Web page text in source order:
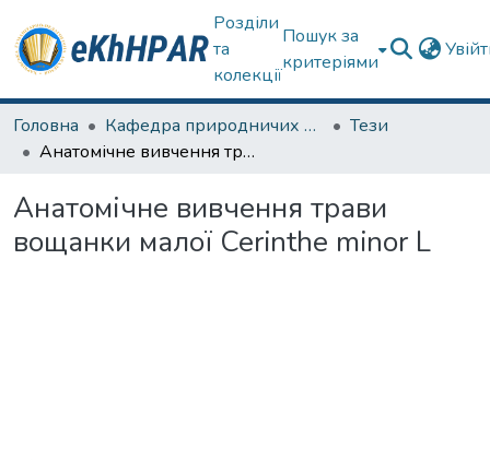
Розділи
та
колекції
Пошук за
критеріями
Головна Кафедра природничих наук та здоров'язбереження
Тези
Анатомічне вивчення трави вощанки малої Cerinthe minor L
Анатомічне вивчення трави
вощанки малої Cerinthe minor L